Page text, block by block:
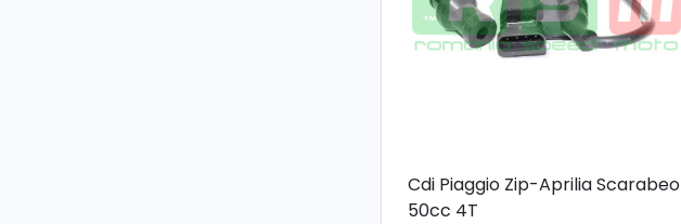
Cdi Piaggio Zip-Aprilia Scarabeo
50cc 4T